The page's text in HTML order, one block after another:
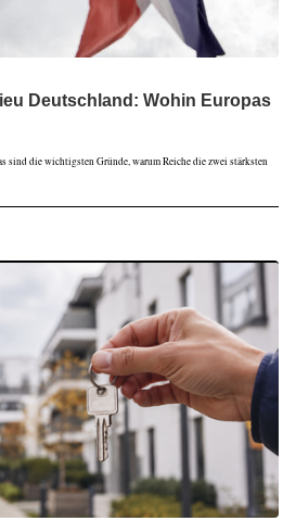
Deutschland: Wohin Europas
sind die wichtigsten Gründe, warum Reiche die zwei stärksten